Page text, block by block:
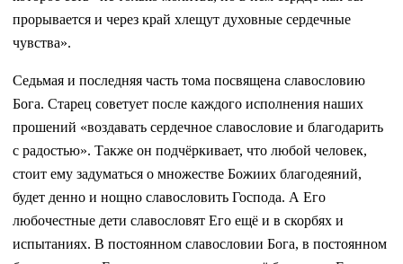
прорывается и через край хлещут духовные сердечные
чувства».
Седьмая и последняя часть тома посвящена славословию
Бога. Старец советует после каждого исполнения наших
прошений «воздавать сердечное славословие и благодарить
с радостью». Также он подчёркивает, что любой человек,
стоит ему задуматься о множестве Божиих благодеяний,
будет денно и нощно славословить Господа. А Его
любочестные дети славословят Его ещё и в скорбях и
испытаниях. В постоянном славословии Бога, в постоянном